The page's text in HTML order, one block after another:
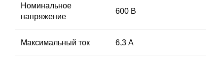
Номинальное
напряжение
600 В
Максимальный ток 6,3 А